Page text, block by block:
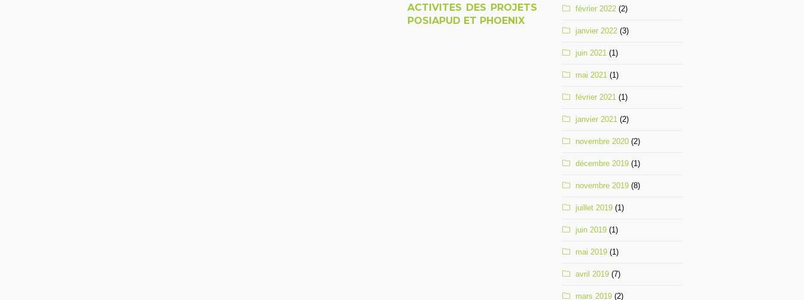
ACTIVITES DES PROJETS
POSIAPUD ET PHOENIX
février 2022(2)
janvier 2022(3)
juin 2021(1)
mai 2021(1)
février 2021(1)
janvier 2021(2)
novembre 2020(2)
décembre 2019(1)
novembre 2019(8)
juillet 2019(1)
juin 2019(1)
mai 2019(1)
avril 2019(7)
mars 2019(2)